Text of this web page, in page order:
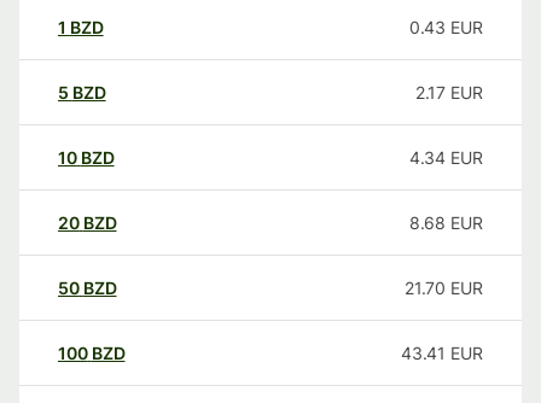
1 BZD 0.43 EUR
5 BZD 2.17 EUR
10 BZD 4.34 EUR
20 BZD 8.68 EUR
50 BZD 21.70 EUR
100 BZD 43.41 EUR